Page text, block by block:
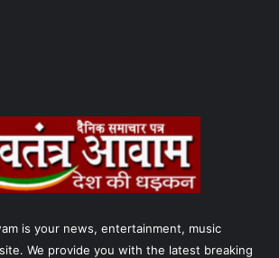
is your news, entertainment, music
We provide you with the latest breaking